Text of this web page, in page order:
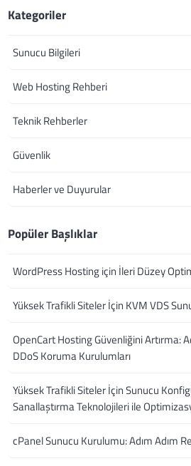
Kategoriler
Sunucu Bilgileri
Web Hosting Rehberi
Teknik Rehberler
Güvenlik
Haberler ve Duyurular
Popüler Başlıklar
WordPress Hosting için İleri Düzey
Yüksek Trafikli Siteler İçin KVM VDS
OpenCart Hosting Güvenliğini Artırma:
DDoS Koruma Kurulumları
Yüksek Trafikli Siteler İçin Sunucu
Sanallaştırma Teknolojileri ile
cPanel Sunucu Kurulumu: Adım Adım